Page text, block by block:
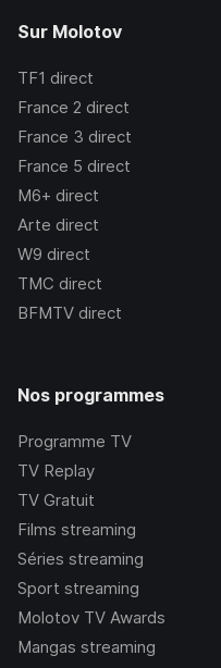
Sur Molotov
TF1 direct
France 2 direct
France 3 direct
France 5 direct
M6+ direct
Arte direct
W9 direct
TMC direct
BFMTV direct
Nos programmes
Programme TV
TV Replay
TV Gratuit
Films streaming
Séries streaming
Sport streaming
Molotov TV Awards
Mangas streaming